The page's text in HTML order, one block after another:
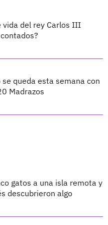
vida del rey Carlos III
se queda esta semana con
Madrazos
gatos a una isla remota y
descubrieron algo